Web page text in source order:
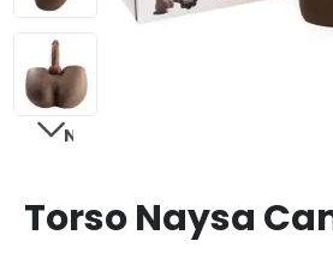
NEXT
Torso Naysa